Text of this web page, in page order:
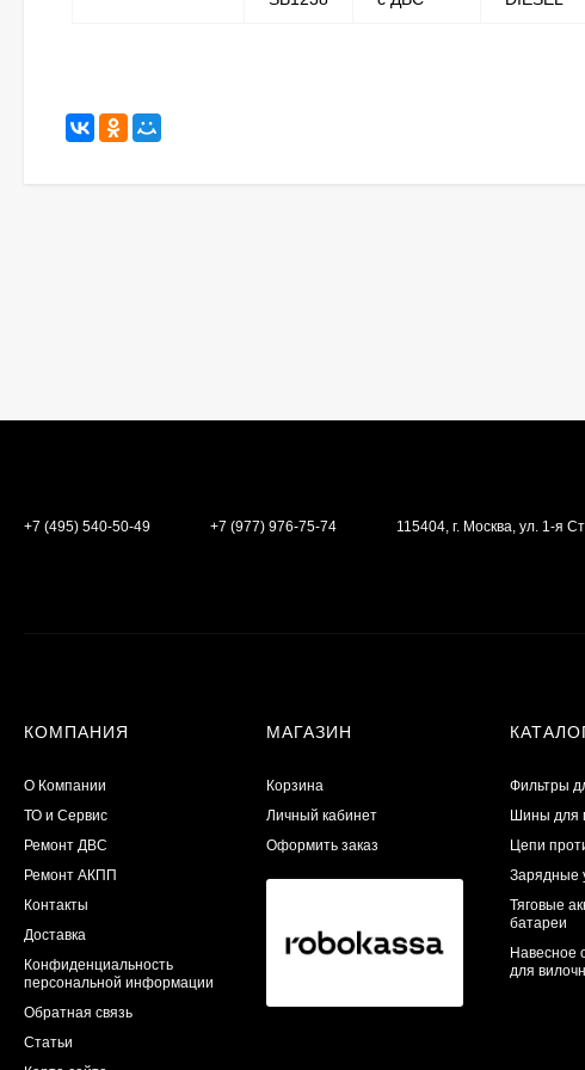
+7 (495) 540-50-49 +7 (977) 976-75-74 115404, г. Москва, ул. 1-я
КОМПАНИЯ
О Компании
ТО и Сервис
​Ремонт ДВС
Ремонт АКПП
Контакты
Доставка
Конфиденциальность
персональной информации
Обратная связь
Статьи
МАГАЗИН
Корзина
Личный кабинет
Оформить заказ
Фильтры
Шины для
Цепи
Зарядные
Тяговые
батареи
Навесное
для